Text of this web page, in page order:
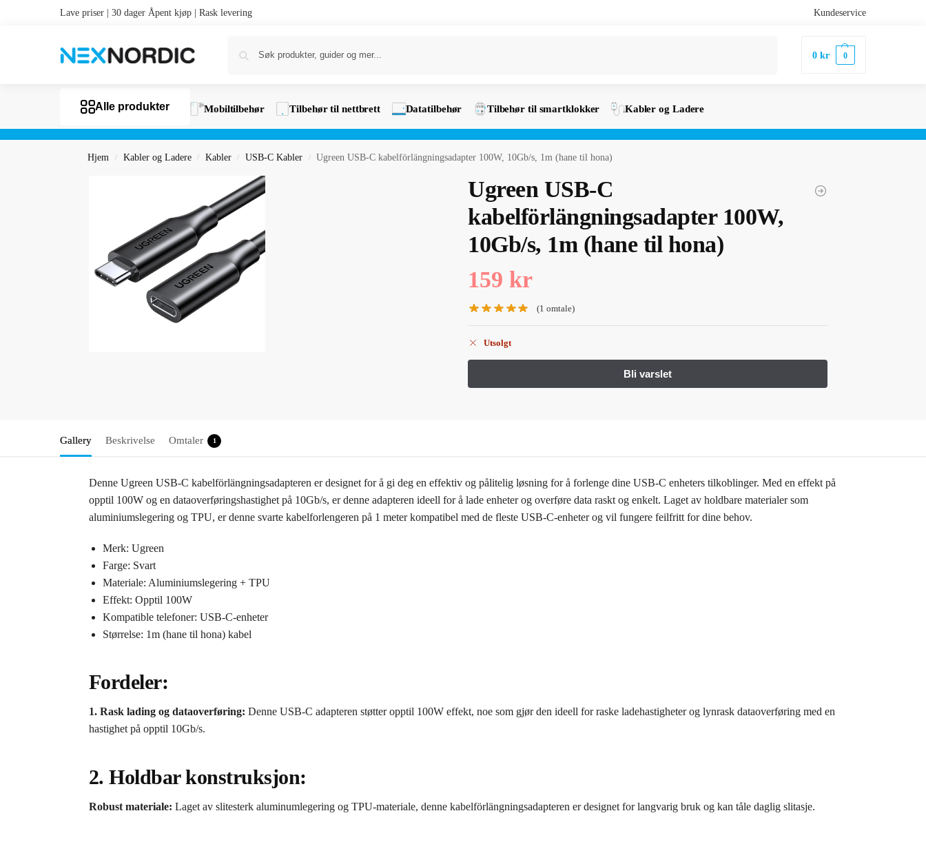
Lave priser | 30 dager Åpent kjøp | Rask levering Kundeservice
0kr 0
Alle produkter Mobiltilbehør Tilbehør til nettbrett Datatilbehør Tilbehør til smartklokker Kabler og Ladere
Hjem / Kabler og Ladere / Kabler / USB-C Kabler / Ugreen USB-C kabelförlängningsadapter 100W, 10Gb/s, 1m (hane til hona)
Ugreen USB-C
kabelförlängningsadapter 100W,
10Gb/s, 1m (hane til hona)
159 kr
(1 omtale)
Utsolgt
Gallery Beskrivelse Omtaler 1
Denne Ugreen USB-C kabelförlängningsadapteren er designet for å gi deg en effektiv og pålitelig løsning for å forlenge dine USB-C enheters tilkoblinger. Med en effekt på
opptil 100W og en dataoverføringshastighet på 10Gb/s, er denne adapteren ideell for å lade enheter og overføre data raskt og enkelt. Laget av holdbare materialer som
aluminiumslegering og TPU, er denne svarte kabelforlengeren på 1 meter kompatibel med de fleste USB-C-enheter og vil fungere feilfritt for dine behov.
Merk: Ugreen
Farge: Svart
Materiale: Aluminiumslegering + TPU
Effekt: Opptil 100W
Kompatible telefoner: USB-C-enheter
Størrelse: 1m (hane til hona) kabel
Fordeler:
1. Rask lading og dataoverføring: Denne USB-C adapteren støtter opptil 100W effekt, noe som gjør den ideell for raske ladehastigheter og lynrask dataoverføring med en
hastighet på opptil 10Gb/s.
2. Holdbar konstruksjon:
Robust materiale: Laget av slitesterk aluminumlegering og TPU-materiale, denne kabelförlängningsadapteren er designet for langvarig bruk og kan tåle daglig slitasje.